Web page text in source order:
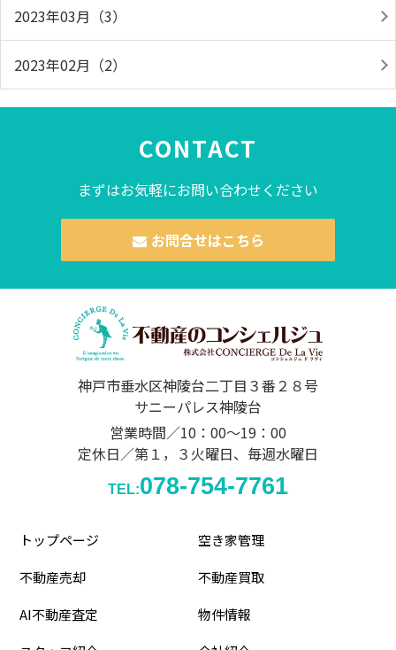
2023年03月（3）
2023年02月（2）
CONTACT
まずはお気軽にお問い合わせください
お問合せはこちら
神戸市垂水区神陵台二丁目３番２８号
サニーパレス神陵台
営業時間／10：00～19：00
定休日／第１，３火曜日、毎週水曜日
TEL:078-754-7761
トップページ
空き家管理
不動産売却
不動産買取
AI不動産査定
物件情報